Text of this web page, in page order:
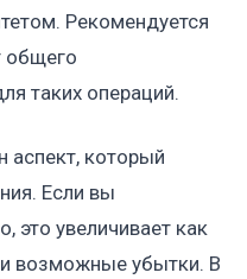
Рекомендуется
общего
таких операций.
аспект, который
Если вы
это увеличивает как
возможные убытки. В